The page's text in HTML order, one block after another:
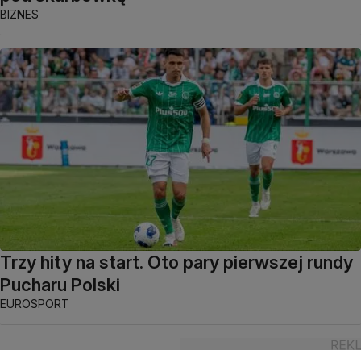
BIZNES
Trzy hity na start. Oto pary pierwszej rundy
Pucharu Polski
EUROSPORT